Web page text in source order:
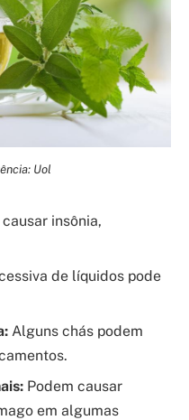
Uol
causar insônia,
de líquidos pode
Alguns chás podem
Podem causar
em algumas